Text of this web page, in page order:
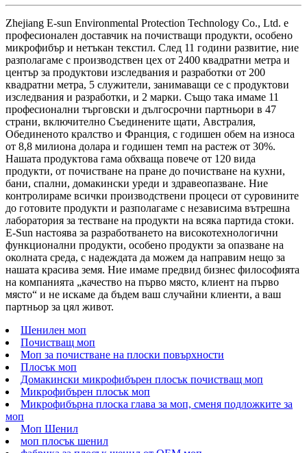
Zhejiang E-sun Environmental Protection Technology Co., Ltd. е
професионален доставчик на почистващи продукти, особено
микрофибър и нетъкан текстил. След 11 години развитие, ние
разполагаме с производствен цех от 2400 квадратни метра и
център за продуктови изследвания и разработки от 200
квадратни метра, 5 служители, занимаващи се с продуктови
изследвания и разработки, и 2 марки. Също така имаме 11
професионални търговски и дългосрочни партньори в 47
страни, включително Съединените щати, Австралия,
Обединеното кралство и Франция, с годишен обем на износа
от 8,8 милиона долара и годишен темп на растеж от 30%.
Нашата продуктова гама обхваща повече от 120 вида
продукти, от почистване на пране до почистване на кухни,
бани, спални, домакински уреди и здравеопазване. Ние
контролираме всички производствени процеси от суровините
до готовите продукти и разполагаме с независима вътрешна
лаборатория за тестване на продукти на всяка партида стоки.
E-Sun настоява за разработването на високотехнологични
функционални продукти, особено продукти за опазване на
околната среда, с надеждата да можем да направим нещо за
нашата красива земя. Ние имаме предвид бизнес философията
на компанията „качество на първо място, клиент на първо
място“ и не искаме да бъдем ваш случайни клиенти, а ваш
партньор за цял живот.
Шенилен моп
Почистващ моп
Моп за почистване на плоски повърхности
Плосък моп
Домакински микрофибърен плосък почистващ моп
Микрофибърен плосък моп
Микрофибърна плоска глава за моп, сменя подложките за
моп
Моп Шенил
моп плосък шенил